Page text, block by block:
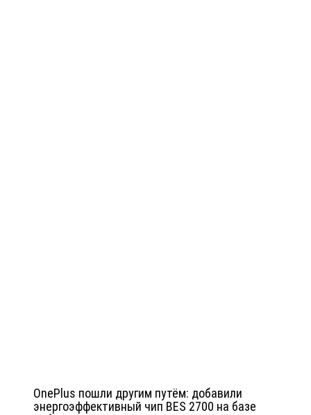
OnePlus пошли другим путём: добавили
энергоэффективный чип BES 2700 на базе